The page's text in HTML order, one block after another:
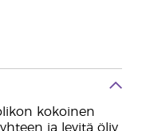
kokoinen
ja levitä öljy